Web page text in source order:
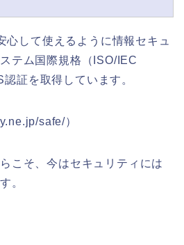
心して使えるように情報セキュ
テム国際規格（ISO/IEC
証を取得しています。
safe/）
こそ、今はセキュリティには
。